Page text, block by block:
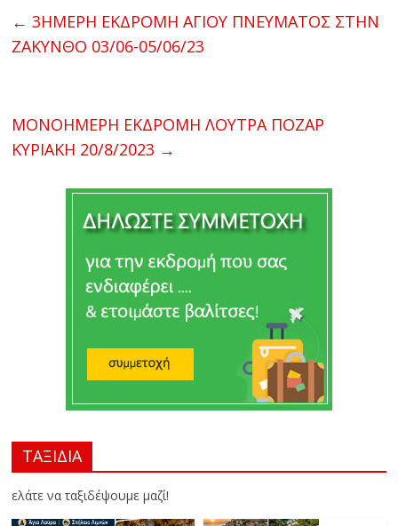
← 3ΗΜΕΡΗ ΕΚΔΡΟΜΗ ΑΓΙΟΥ ΠΝΕΥΜΑΤΟΣ ΣΤΗΝ
ΖΑΚΥΝΘΟ 03/06-05/06/23
ΜΟΝΟΗΜΕΡΗ ΕΚΔΡΟΜΗ ΛΟΥΤΡΑ ΠΟΖΑΡ
ΚΥΡΙΑΚΗ 20/8/2023 →
ΤΑΞΙΔΙΑ
ελάτε να ταξιδέψουμε μαζί!